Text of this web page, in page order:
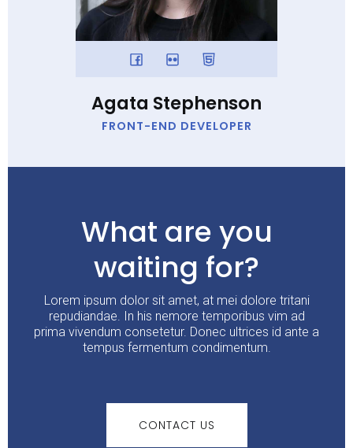
Agata Stephenson
FRONT-END DEVELOPER
What are you
waiting for?
Lorem ipsum dolor sit amet, at mei dolore tritani
repudiandae. In his nemore temporibus vim ad
prima vivendum consetetur. Donec ultrices id ante a
tempus fermentum condimentum.
CONTACT US